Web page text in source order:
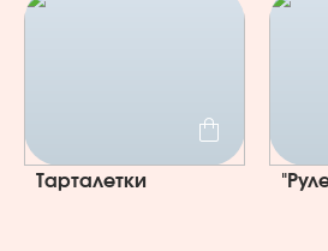
Тарталетки